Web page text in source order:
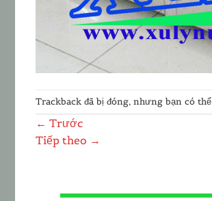
Trackback đã bị đóng, nhưng bạn có thể
← Trước
Tiếp theo →